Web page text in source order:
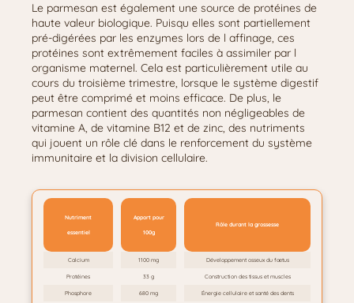
Le parmesan est également une source de protéines de
haute valeur biologique. Puisqu elles sont partiellement
pré-digérées par les enzymes lors de l affinage, ces
protéines sont extrêmement faciles à assimiler par l
organisme maternel. Cela est particulièrement utile au
cours du troisième trimestre, lorsque le système digestif
peut être comprimé et moins efficace. De plus, le
parmesan contient des quantités non négligeables de
vitamine A, de vitamine B12 et de zinc, des nutriments
qui jouent un rôle clé dans le renforcement du système
immunitaire et la division cellulaire.
Nutriment
essentiel
Apport pour
100g
Rôle durant la grossesse
Calcium 1100 mg Développement osseux du fœtus
Protéines 33 g Construction des tissus et muscles
Phosphore 680 mg Énergie cellulaire et santé des dents